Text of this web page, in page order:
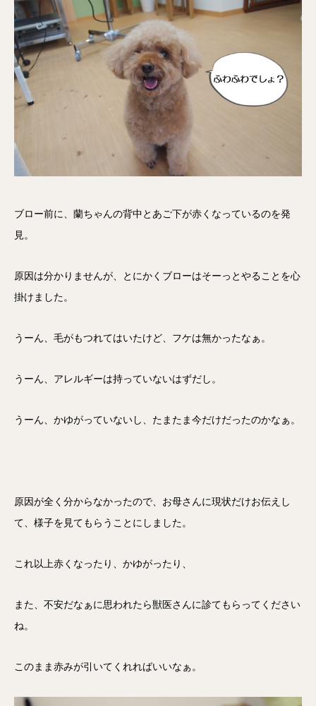
ブロー前に、蘭ちゃんの背中とあご下が赤くなっているのを発
見。
原因は分かりませんが、とにかくブローはそーっとやることを心
掛けました。
うーん、毛がもつれてはいたけど、フケは無かったなぁ。
うーん、アレルギーは持っていないはずだし。
うーん、かゆがっていないし、たまたま今だけだったのかなぁ。
原因が全く分からなかったので、お母さんに現状だけお伝えし
て、様子を見てもらうことにしました。
これ以上赤くなったり、かゆがったり、
また、不安だなぁに思われたら獣医さんに診てもらってください
ね。
このまま赤みが引いてくれればいいなぁ。